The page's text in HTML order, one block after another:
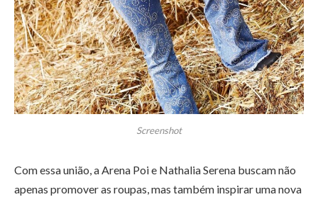
Screenshot
Com essa união, a Arena Poi e Nathalia Serena buscam não
apenas promover as roupas, mas também inspirar uma nova